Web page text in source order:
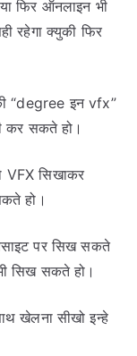
फिर ऑनलाइन भी
रहेगा क्युकी फिर
“degree इन vfx”
कर सकते हो।
VFX सिखाकर
हो।
पर सिख सकते
सिख सकते हो।
खेलना सीखो इन्हे